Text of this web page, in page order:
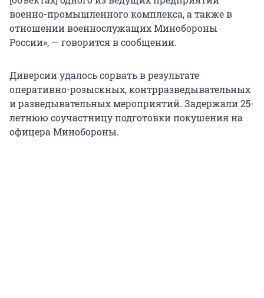
военно-промышленного комплекса, а также в
отношении военнослужащих Минобороны
России», — говорится в сообщении.
Диверсии удалось сорвать в результате
оперативно-розыскных, контрразведывательных
и разведывательных мероприятий. Задержали 25-
летнюю соучастницу подготовки покушения на
офицера Минобороны.